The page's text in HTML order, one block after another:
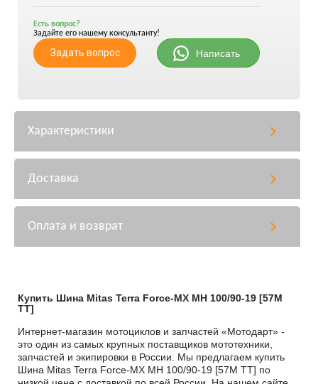
Есть вопрос?
Задайте его нашему консультанту!
Задать вопрос Написать
Характеристики
Доставка
Оплата и возврат
Купить Шина Mitas Terra Force-MX MH 100/90-19 [57M
TT]
Интернет-магазин мотоциклов и запчастей «Мотодарт» -
это один из самых крупных поставщиков мототехники,
запчастей и экипировки в России. Мы предлагаем купить
Шина Mitas Terra Force-MX MH 100/90-19 [57M TT] по